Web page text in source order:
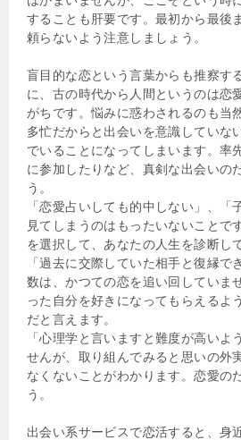
することも肝要です。最初から最後
頼らないよう注意しましょう。
盲目的な恋という言葉からも推察す
に、古の時代から人間というのは恋
がちです。悩みに惑わされるのも当
多忙だからと出会いを意識していな
でいることになってしまいます。率
に参加したりなど、真剣な出会いの
う。
「恋愛占いしても的中しない」、「
見てしまうのはもったいないことで
を選択して、あなたの人生を診断し
「過去に交際していた相手と復縁で
数は、かつての恋を追い回していま
った自分を好きになってもらえるよ
だと言えます。
「心理学と言いますと難度が高いよ
せんが、取り組んでみると思いの外
なくないことがわかります。恋愛の
う。
出会い系サービスで恋活すると、身